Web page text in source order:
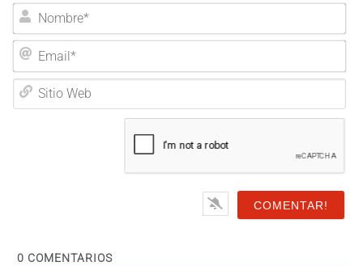
Nombre*
Email*
0 COMENTARIOS